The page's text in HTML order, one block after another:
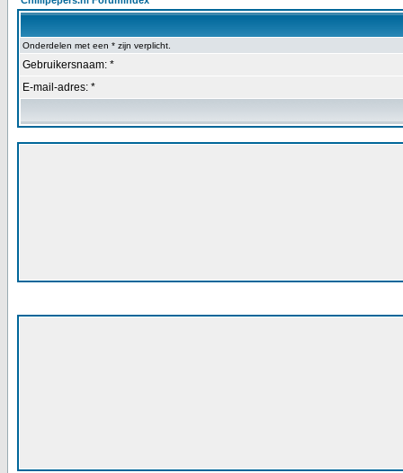
Onderdelen met een * zijn verplicht.
Gebruikersnaam: *
E-mail-adres: *